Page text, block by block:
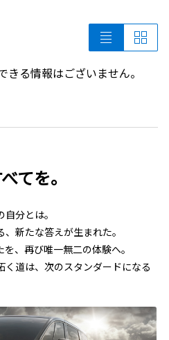
る情報はございません。
てを。
分とは。
新たな答えが生まれた。
、再び唯一無二の体験へ。
道は、次のスタンダードになる